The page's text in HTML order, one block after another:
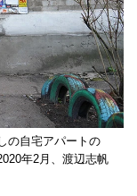
の自宅アパートの
年2月、渡辺志帆